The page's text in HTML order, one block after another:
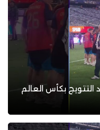
التتويج بكأس العالم